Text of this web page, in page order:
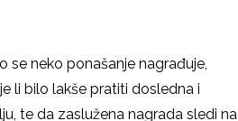
se neko ponašanje nagrađuje,
li bilo lakše pratiti dosledna i
te da zaslužena nagrada sledi na